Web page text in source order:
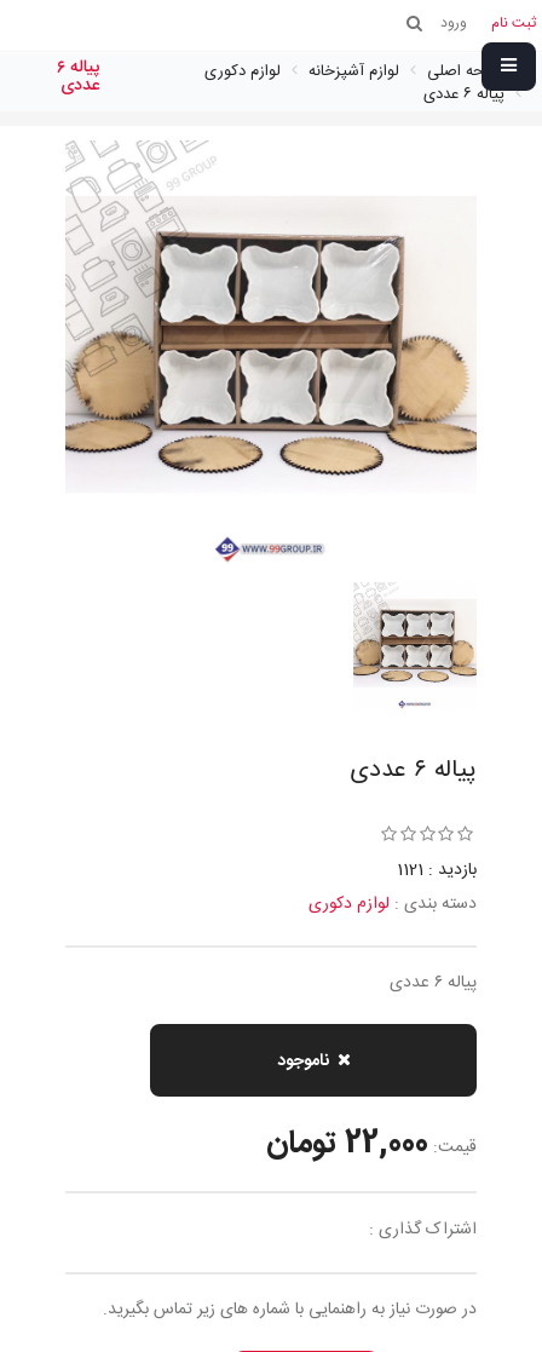
ثبت نام ورود
صفحه اصلی لوازم آشپزخانه
لوازم دکوری
پياله ٦ عددى
پياله ٦
عددى
پياله ٦ عددى
بازدید : 1121
دسته بندی : لوازم دکوری
پياله ٦ عددى
ناموجود
قیمت: 22,000 تومان
اشتراک گذاری :
در صورت نیاز به راهنمایی با شماره های زیر تماس بگیرید.